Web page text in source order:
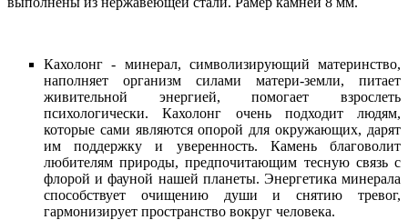
Кахолонг - минерал, символизирующий материнство,
наполняет организм силами матери-земли, питает
живительной энергией, помогает взрослеть
психологически. Кахолонг очень подходит людям,
которые сами являются опорой для окружающих, дарят
им поддержку и уверенность. Камень благоволит
любителям природы, предпочитающим тесную связь с
флорой и фауной нашей планеты. Энергетика минерала
способствует очищению души и снятию тревог,
гармонизирует пространство вокруг человека.